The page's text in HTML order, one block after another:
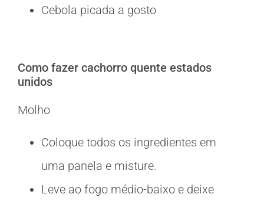
Cebola picada a gosto
Como fazer cachorro quente estados
unidos
Molho
Coloque todos os ingredientes em
uma panela e misture.
Leve ao fogo médio-baixo e deixe